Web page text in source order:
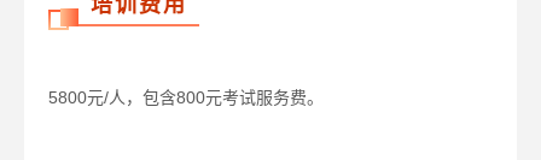
培训费用
5800元/人，包含800元考试服务费。